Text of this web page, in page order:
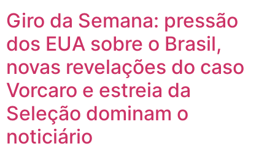
Giro da Semana: pressão
dos EUA sobre o Brasil,
novas revelações do caso
Vorcaro e estreia da
Seleção dominam o
noticiário